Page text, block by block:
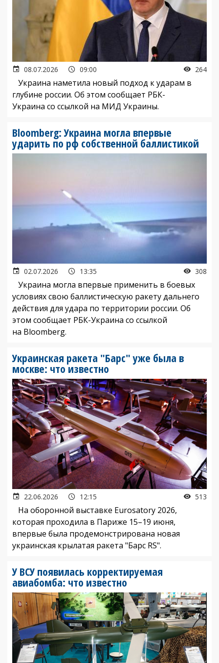
08.07.2026 09:00 264
Украина наметила новый подход к ударам в
глубине россии. Об этом сообщает РБК-
Украина со ссылкой на МИД Украины.
Bloomberg: Украина могла впервые
ударить по рф собственной баллистикой
02.07.2026 13:35 308
Украина могла впервые применить в боевых
условиях свою баллистическую ракету дальнего
действия для удара по территории россии. Об
этом сообщает РБК-Украина со ссылкой
на Bloomberg.
Украинская ракета "Барс" уже была в
москве: что известно
22.06.2026 12:15 513
На оборонной выставке Eurosatory 2026,
которая проходила в Париже 15–19 июня,
впервые была продемонстрирована новая
украинская крылатая ракета "Барс RS".
У ВСУ появилась корректируемая
авиабомба: что известно